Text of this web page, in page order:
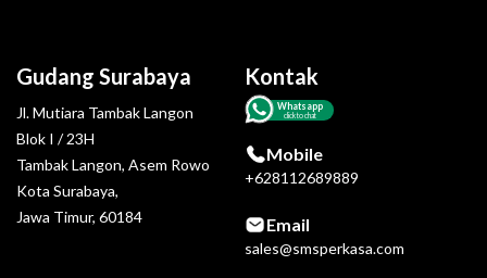
Gudang Surabaya
Jl. Mutiara Tambak Langon
Blok I / 23H
Tambak Langon, Asem Rowo
Kota Surabaya,
Jawa Timur, 60184
Kontak
Whatsapp
click to chat
Mobile
+628112689889
Email
sales@smsperkasa.com